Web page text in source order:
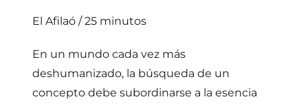
El Afilaó / 25 minutos
En un mundo cada vez más
deshumanizado, la búsqueda de un
concepto debe subordinarse a la esencia